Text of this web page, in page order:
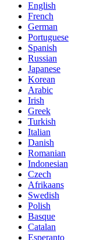
English
French
German
Portuguese
Spanish
Russian
Japanese
Korean
Arabic
Irish
Greek
Turkish
Italian
Danish
Romanian
Indonesian
Czech
Afrikaans
Swedish
Polish
Basque
Catalan
Esperanto